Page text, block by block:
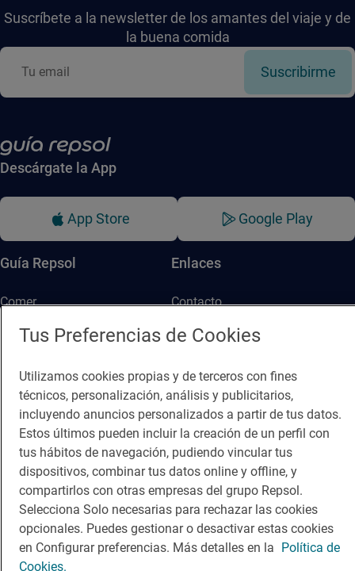
Suscríbete a la newsletter de los amantes del viaje y de
la buena comida
Suscribirme
Descárgate la App
App Store Google Play
Guía Repsol
Comer
Viajar
Enlaces
Contacto
Sala de prensa
Política de privacidad Política de cookies Nota legal
Condiciones del servicio
Tus Preferencias de Cookies
Utilizamos cookies propias y de terceros con fines
técnicos, personalización, análisis y publicitarios,
incluyendo anuncios personalizados a partir de tus datos.
Estos últimos pueden incluir la creación de un perfil con
tus hábitos de navegación, pudiendo vincular tus
dispositivos, combinar tus datos online y offline, y
compartirlos con otras empresas del grupo Repsol.
Selecciona Solo necesarias para rechazar las cookies
opcionales. Puedes gestionar o desactivar estas cookies
en Configurar preferencias. Más detalles en la Política de
Cookies.